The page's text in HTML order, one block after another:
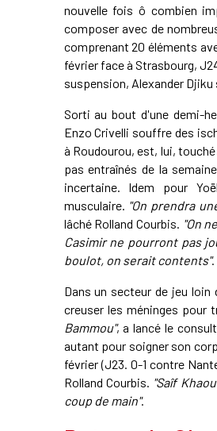
nouvelle fois ô combien
composer avec de
comprenant 20 éléments
février face à Strasbourg,
suspension, Alexander Djiku
Sorti au bout d'une demi-
Enzo Crivelli souffre des
à Roudourou, est, lui,
pas entraînés de la
incertaine. Idem pour
musculaire. "On prendra
lâché Rolland Courbis. "On
Casimir ne pourront pas
boulot, on serait contents".
Dans un secteur de jeu
creuser les méninges pour
Bammou", a lancé le
autant pour soigner son
février (J23. 0-1 contre
Rolland Courbis. "Saîf
coup de main".